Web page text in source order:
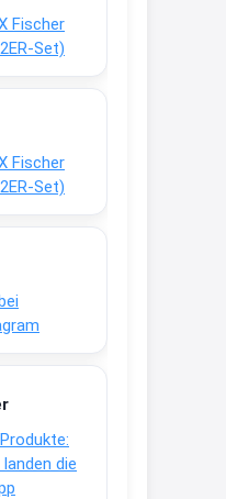
Fischer
Set)
Fischer
Set)
die
gut?
Rabatt 3€